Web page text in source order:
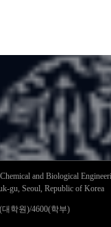
and Biological
gu, Seoul, Republic of Korea
대학원)/4600(학부)